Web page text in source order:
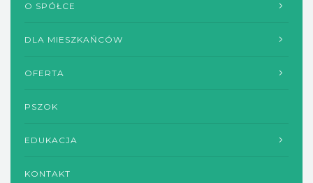
O SPÓŁCE
DLA MIESZKAŃCÓW
OFERTA
PSZOK
EDUKACJA
KONTAKT